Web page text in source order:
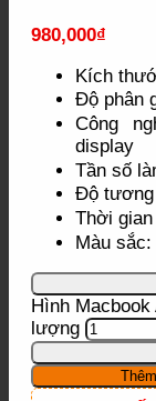
980,000₫
Kích
Độ phân
Công
display
Tần số
Độ tương
Thời
Màu
Hình
lượng